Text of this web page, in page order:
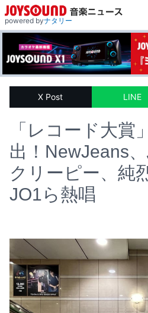
powered byナタリー
X Post LINE
「レコード大賞
出！NewJeans
クリーピー、純
JO1ら熱唱